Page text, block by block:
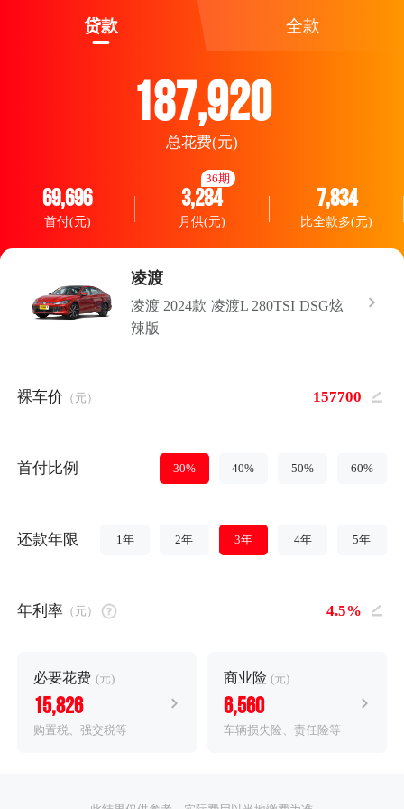
贷款 全款
187,920
总花费(元)
69,696
首付(元)
3,284
月供(元)
36期
7,834
比全款多(元)
凌渡
凌渡 2024款 凌渡L 280TSI DSG炫
辣版
裸车价 （元）
首付比例 30% 40% 50% 60%
还款年限 1年 2年 3年 4年 5年
年利率 （元）
必要花费 (元)
15,826
购置税、强交税等
商业险 (元)
6,560
车辆损失险、责任险等